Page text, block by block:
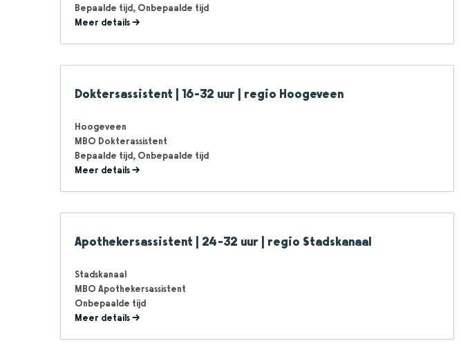
Bepaalde tijd Onbepaalde tijd
Meer details
Doktersassistent | 16-32 uur | regio Hoogeveen
Hoogeveen
MBO Dokterassistent
Bepaalde tijd Onbepaalde tijd
Meer details
Apothekersassistent | 24-32 uur | regio Stadskanaal
Stadskanaal
MBO Apothekersassistent
Onbepaalde tijd
Meer details